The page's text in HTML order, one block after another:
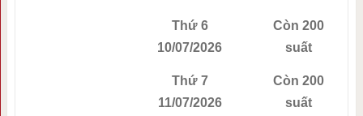
Thứ 6
10/07/2026
Còn 200
suất
Thứ 7
11/07/2026
Còn 200
suất